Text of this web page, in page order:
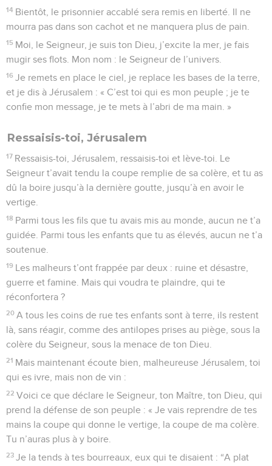
14 Bientôt, le prisonnier accablé sera remis en liberté. Il ne
mourra pas dans son cachot et ne manquera plus de pain.
15 Moi, le Seigneur, je suis ton Dieu, j’excite la mer, je fais
mugir ses flots. Mon nom : le Seigneur de l’univers.
16 Je remets en place le ciel, je replace les bases de la terre,
et je dis à Jérusalem : « C’est toi qui es mon peuple ; je te
confie mon message, je te mets à l’abri de ma main. »
Ressaisis-toi, Jérusalem
17 Ressaisis-toi, Jérusalem, ressaisis-toi et lève-toi. Le
Seigneur t’avait tendu la coupe remplie de sa colère, et tu as
dû la boire jusqu’à la dernière goutte, jusqu’à en avoir le
vertige.
18 Parmi tous les fils que tu avais mis au monde, aucun ne t’a
guidée. Parmi tous les enfants que tu as élevés, aucun ne t’a
soutenue.
19 Les malheurs t’ont frappée par deux : ruine et désastre,
guerre et famine. Mais qui voudra te plaindre, qui te
réconfortera ?
20 A tous les coins de rue tes enfants sont à terre, ils restent
là, sans réagir, comme des antilopes prises au piège, sous la
colère du Seigneur, sous la menace de ton Dieu.
21 Mais maintenant écoute bien, malheureuse Jérusalem, toi
qui es ivre, mais non de vin :
22 Voici ce que déclare le Seigneur, ton Maître, ton Dieu, qui
prend la défense de son peuple : « Je vais reprendre de tes
mains la coupe qui donne le vertige, la coupe de ma colère.
Tu n’auras plus à y boire.
23 Je la tends à tes bourreaux, eux qui te disaient : “A plat